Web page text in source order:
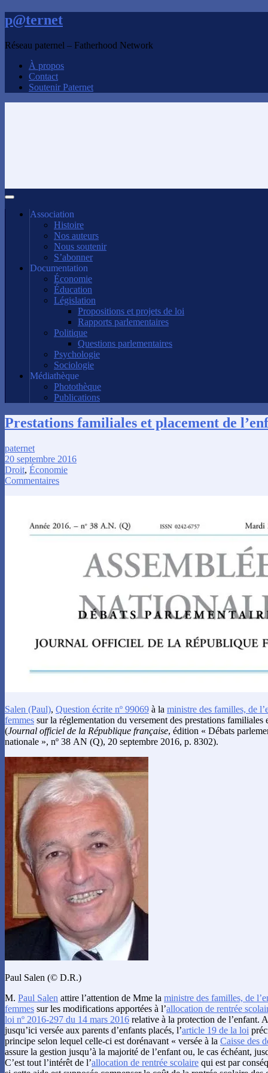
p@ternet
Réseau paternel – Fatherhood Network
À propos
Contact
Soutenir Paternet
Association
Histoire
Nos auteurs
Nous soutenir
S’abonner
Documentation
Économie
Éducation
Législation
Propositions et projets de loi
Rapports parlementaires
Politique
Questions parlementaires
Psychologie
Sociologie
Médiathèque
Photothèque
Publications
Prestations familiales et placement de
paternet
20 septembre 2016
Droit, Économie
Commentaires
Salen (Paul), Question écrite nº 99069 à la ministre des familles, de
femmes sur la réglementation du versement des prestations familiales
(Journal officiel de la République française, édition « Débats
nationale », nº 38 AN (Q), 20 septembre 2016, p. 8302).
Paul Salen (© D.R.)
M. Paul Salen attire l’attention de Mme la ministre des familles, de
femmes sur les modifications apportées à l’allocation de rentrée
loi nº 2016-297 du 14 mars 2016 relative à la protection de l’enfant.
jusqu’ici versée aux parents d’enfants placés, l’article 19 de la loi
principe selon lequel celle-ci est dorénavant « versée à la Caisse des
assure la gestion jusqu’à la majorité de l’enfant ou, le cas échéant,
C’est tout l’intérêt de l’allocation de rentrée scolaire qui est par